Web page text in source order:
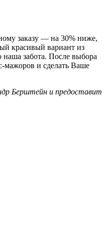
заказу — на 30% ниже,
красивый вариант из
забота. После выбора
мажоров и сделать Ваше
Берштейн и предоставит